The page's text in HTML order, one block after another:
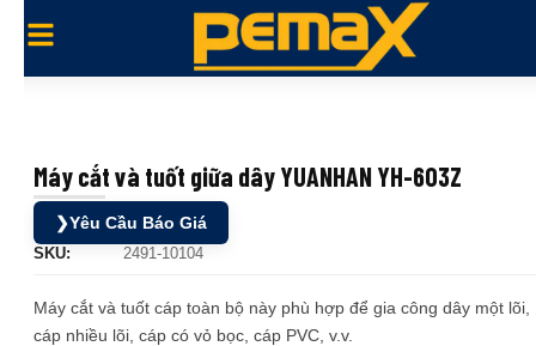
Máy cắt và tuốt giữa dây YUANHAN YH-603Z
❯Yêu Cầu Báo Giá
SKU: 2491-10104
Máy cắt và tuốt cáp toàn bộ này phù hợp để gia công dây một lõi,
cáp nhiều lõi, cáp có vỏ bọc, cáp PVC, v.v.